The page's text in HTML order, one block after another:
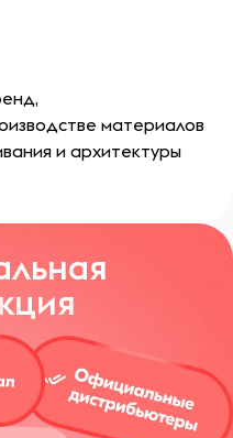
материалов
и архитектуры
и предназначен